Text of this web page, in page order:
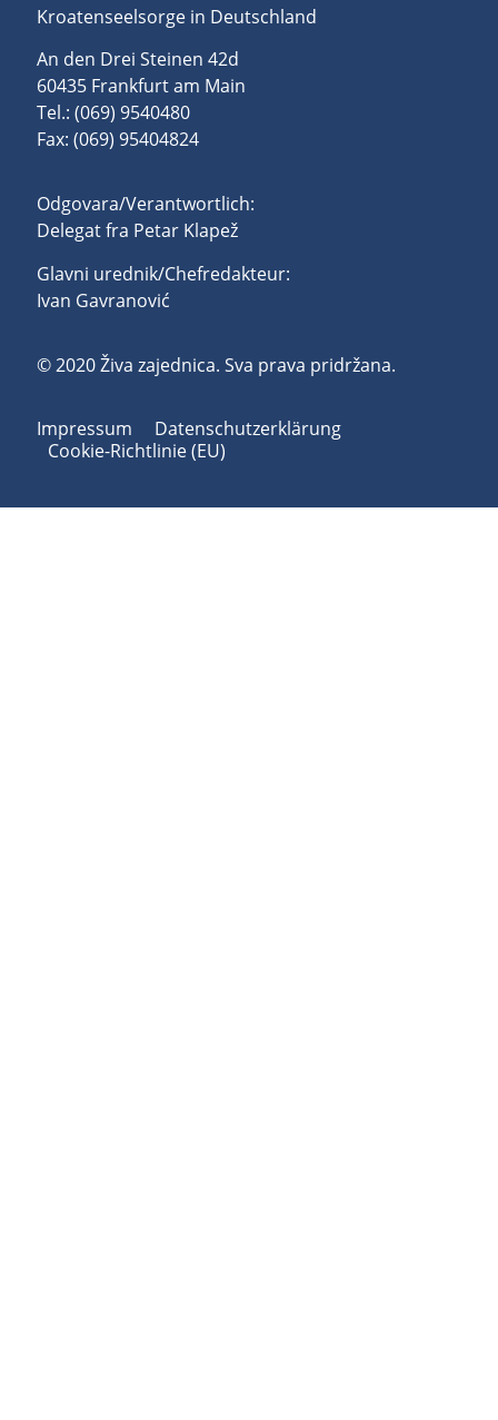
Kroatenseelsorge in Deutschland
An den Drei Steinen 42d
60435 Frankfurt am Main
Tel.: (069) 9540480
Fax: (069) 95404824
Odgovara/Verantwortlich:
Delegat fra Petar Klapež
Glavni urednik/Chefredakteur:
Ivan Gavranović
© 2020 Živa zajednica. Sva prava pridržana.
Impressum
Datenschutzerklärung
Cookie-Richtlinie (EU)